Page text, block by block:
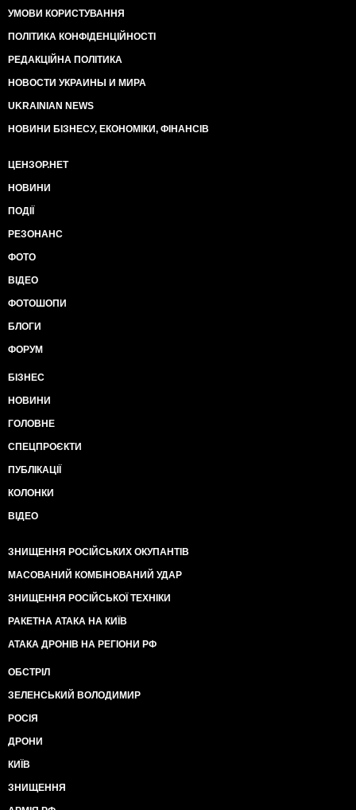
УМОВИ КОРИСТУВАННЯ
ПОЛІТИКА КОНФІДЕНЦІЙНОСТІ
РЕДАКЦІЙНА ПОЛІТИКА
НОВОСТИ УКРАИНЫ И МИРА
UKRAINIAN NEWS
НОВИНИ БІЗНЕСУ, ЕКОНОМІКИ, ФІНАНСІВ
ЦЕНЗОР.НЕТ
НОВИНИ
ПОДІЇ
РЕЗОНАНС
ФОТО
ВІДЕО
ФОТОШОПИ
БЛОГИ
ФОРУМ
БІЗНЕС
НОВИНИ
ГОЛОВНЕ
СПЕЦПРОЄКТИ
ПУБЛІКАЦІЇ
КОЛОНКИ
ВІДЕО
ЗНИЩЕННЯ РОСІЙСЬКИХ ОКУПАНТІВ
МАСОВАНИЙ КОМБІНОВАНИЙ УДАР
ЗНИЩЕННЯ РОСІЙСЬКОЇ ТЕХНІКИ
РАКЕТНА АТАКА НА КИЇВ
АТАКА ДРОНІВ НА РЕГІОНИ РФ
ОБСТРІЛ
ЗЕЛЕНСЬКИЙ ВОЛОДИМИР
РОСІЯ
ДРОНИ
КИЇВ
ЗНИЩЕННЯ